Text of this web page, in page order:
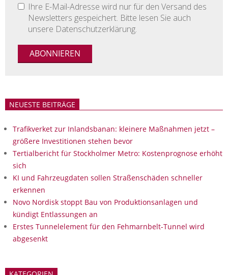
Ihre E-Mail-Adresse wird nur für den Versand des
Newsletters gespeichert. Bitte lesen Sie auch
unsere Datenschutzerklärung.
NEUESTE BEITRÄGE
Trafikverket zur Inlandsbanan: kleinere Maßnahmen jetzt –
größere Investitionen stehen bevor
Tertialbericht für Stockholmer Metro: Kostenprognose erhöht
sich
KI und Fahrzeugdaten sollen Straßenschäden schneller
erkennen
Novo Nordisk stoppt Bau von Produktionsanlagen und
kündigt Entlassungen an
Erstes Tunnelelement für den Fehmarnbelt-Tunnel wird
abgesenkt